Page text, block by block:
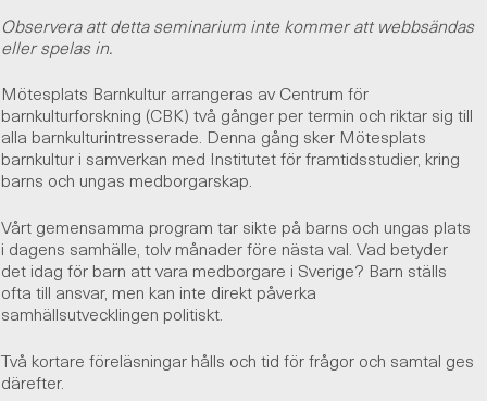
Observera att detta seminarium inte kommer att webbsändas
eller spelas in.
Mötesplats Barnkultur arrangeras av Centrum för
barnkulturforskning (CBK) två gånger per termin och riktar sig till
alla barnkulturintresserade. Denna gång sker Mötesplats
barnkultur i samverkan med Institutet för framtidsstudier, kring
barns och ungas medborgarskap.
Vårt gemensamma program tar sikte på barns och ungas plats
i dagens samhälle, tolv månader före nästa val. Vad betyder
det idag för barn att vara medborgare i Sverige? Barn ställs
ofta till ansvar, men kan inte direkt påverka
samhällsutvecklingen politiskt.
Två kortare föreläsningar hålls och tid för frågor och samtal ges
därefter.